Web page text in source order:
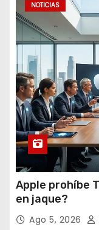
NOTICIAS
Apple prohíbe
en jaque?
Ago 5, 2026